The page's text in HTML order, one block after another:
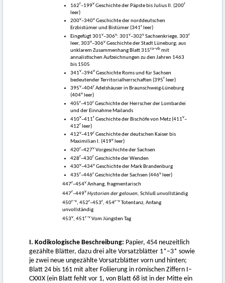
162r–199v Geschichte der Päpste bis Julius II. (200r
leer)
200v–340v Geschichte der norddeutschen
Erzbistümer und Bistümer (341r leer)
Eingefügt 301v–306v: 301v–302v Sachsenkriege, 303r
leer, 303v–306v Geschichte der Stadt Lüneburg; aus
unklarem Zusammenhang Blatt 315ra–vb mit
annalistischen Aufzeichnungen zu den Jahren 1463
bis 1505
341v–394v Geschichte Roms und für Sachsen
bedeutender Territorialherrschaften (395r
leer)
395v–404r Adelshäuser in Braunschweig-Lüneburg
(404v leer)
405r–410r Geschichte der Herrscher der Lombardei
und der Einnahme Mailands
410v–411r Geschichte der Bischöfe von Metz (411v–
412r
leer)
412v–419r Geschichte der deutschen Kaiser bis
Maximilian I. (419v leer)
420r–427v Vorgeschichte der Sachsen
428r–430r Geschichte der Wenden
430v–434v Geschichte der Mark Brandenburg
435r–446r Geschichte der Sachsen (446v
leer)
447r–454v Anhang, fragmentarisch
447r–449v Hystorien der gelouen, Schluß unvollständig
450r–v, 452r–453r, 454r–v Totentanz, Anfang
unvollständig
453v, 451r–v Vom Jüngsten Tag
I. Kodikologische Beschreibung: Papier, 454 neuzeitlich
gezählte Blätter, dazu drei alte Vorsatzblätter 1*–3* sowie
je zwei neue ungezählte Vorsatzblätter vorn und hinten;
Blatt 24 bis 161 mit alter Foliierung in römischen Ziffern I–
CXXIX (ein Blatt fehlt vor 1, von Blatt 68 ist in der Mitte ein